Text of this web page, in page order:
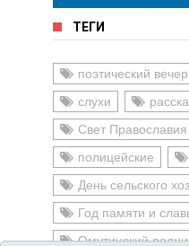
ТЕГИ
поэтический вечер
слухи
Свет Православия
полицейские
День сельского
Год памяти и
Омутинский